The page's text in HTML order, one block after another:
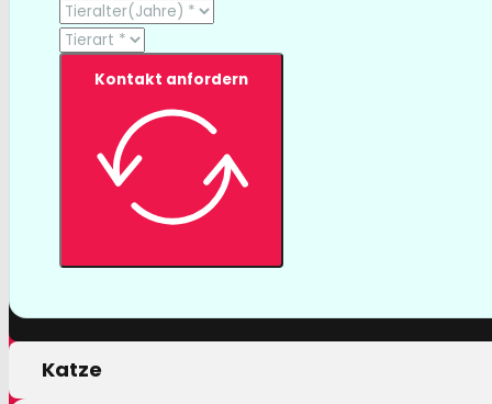
Kontakt anfordern
TESTSIEGER bereits ab € 13,35/Monat
Mit einer Tierversicherung der Barmenia
nur von erstklassigen Leistungen, sondern auch
Hund
Katze